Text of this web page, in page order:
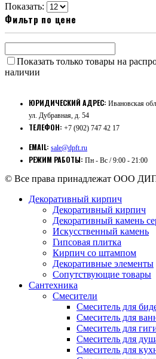
Показать:
Фильтр по цене
Показать только товары на
наличии
ЮРИДИЧЕСКИЙ АДРЕС: Ивановская
ул. Дубравная, д. 54
ТЕЛЕФОН: +7 (902) 747 42 17
EMAIL: sale@dpft.ru
РЕЖИМ РАБОТЫ: Пн - Вс / 9:00 - 21:00
© Все права принадлежат ООО
Декоративный кирпич
Декоративный кирпич
Декоративный камень
Искусственный камень
Гипсовая плитка
Кирпич со штампом
Декоративные элементы
Сопутствующие товары
Сантехника
Смесители
Смеситель для
Смеситель для
Смеситель для
Смеситель для
Смеситель для